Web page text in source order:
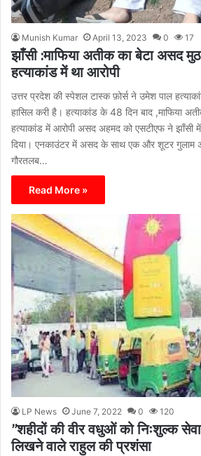
Munish Kumar April 13, 2023 0 17
झाँसी :माफिया अतीक का बेटा असद
हत्याकांड में था आरोपी
उत्तर प्रदेश की स्पेशल टास्क फ़ोर्स ने उमेश पाल
हासिल करी है। हत्याकांड के 48 दिन बाद ,माफिया
हत्याकांड में आरोपी असद अहमद को एसटीएफ ने झाँसी
दिया। एनकाउंटर में असद के साथ एक और शूटर गुलाम
गौरतलब…
Read More »
LP News June 7, 2022 0 120
”शहीदों की वीर वधुओं को निःशुल्क
लिखने वाले राहुल की प्रशंसा